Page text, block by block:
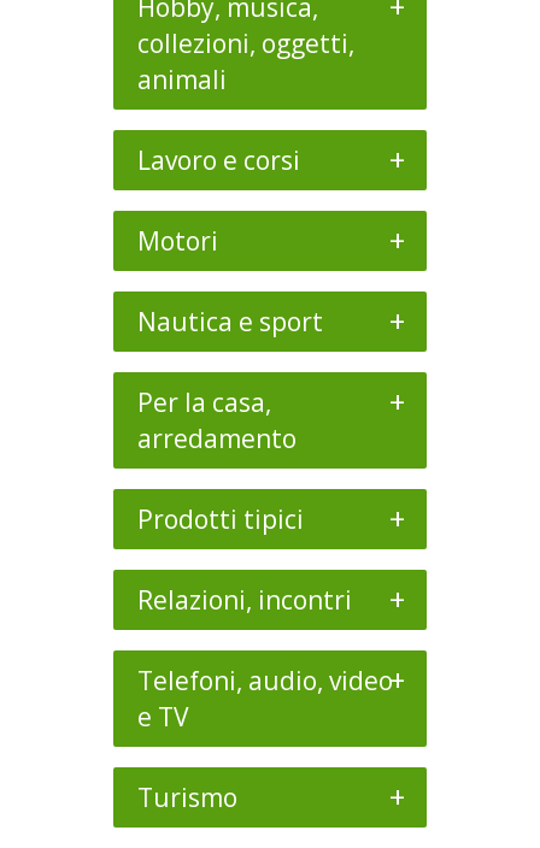
Hobby, musica,
collezioni, oggetti,
animali
Lavoro e corsi +
Motori +
Nautica e sport +
Per la casa,
arredamento
+
Prodotti tipici +
Relazioni, incontri +
Telefoni, audio, video
e TV
+
Turismo +